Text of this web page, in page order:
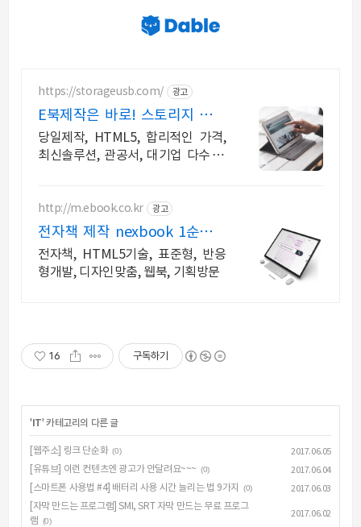
https://storageusb.com/ 광고
E북제작은 바로! 스토리지 무료
샘플 제작
당일제작, HTML5, 합리적인 가격,
최신솔루션, 관공서, 대기업 다수 납
http://m.ebook.co.kr 광고
전자책 제작 nexbook 1순위로
선택하는 웹진제작
전자책, HTML5기술, 표준형, 반응
형개발, 디자인맞춤, 웹북, 기획방문
16 구독하기
' IT' 카테고리의 다른 글
[웹주소] 링크 단순화 (0)
2017.06.05
[유튜브] 이런 컨텐츠엔 광고가 안달려요~~~ (0)
2017.06.04
[스마트폰 사용법 #4] 배터리 사용 시간 늘리는 법 9가지
(0)
2017.06.03
[자막 만드는 프로그램] SMI, SRT 자막 만드는 무료 프로그
램 (0)
2017.06.02